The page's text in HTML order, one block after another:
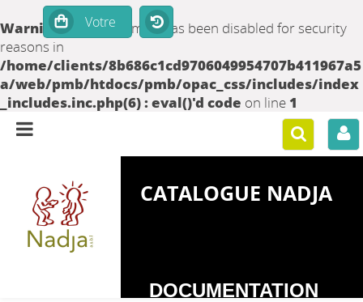
Warning: set_time_limit() has been disabled for security
reasons in
/home/clients/8b686c1cd9706049954707b411967a5
a/web/pmb/htdocs/pmb/opac_css/includes/index
_includes.inc.php(6) : eval()'d code on line 1
CATALOGUE NADJA
DOCUMENTATION